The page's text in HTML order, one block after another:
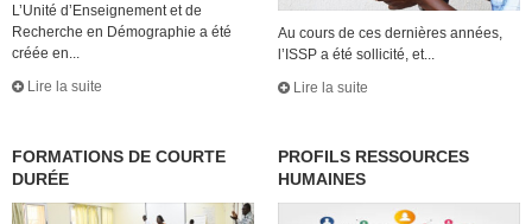
L’Unité d’Enseignement et de
Recherche en Démographie a été
créée en...
Lire la suite
Au cours de ces dernières années,
l’ISSP a été sollicité, et...
Lire la suite
FORMATIONS DE COURTE
DURÉE
PROFILS RESSOURCES
HUMAINES